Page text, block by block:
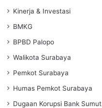
Kinerja & Investasi
BMKG
BPBD Palopo
Walikota Surabaya
Pemkot Surabaya
Humas Pemkot Surabaya
Dugaan Korupsi Bank Sumut